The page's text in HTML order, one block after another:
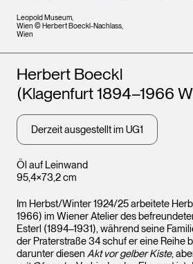
Leopold Museum,
Wien © Herbert Boeckl-Nachlass,
Wien
Öl auf Leinwand
95,4×73,2 cm
Künstler*innen
Herbert Boeckl
(Klagenfurt 1894–1966
Derzeit ausgestellt im UG1
Im Herbst/Winter 1924/25 arbeitete
1966) im Wiener Atelier des
Esterl (1894–1931), während seine
der Praterstraße 34 schuf er eine Reihe
darunter diesen Akt vor gelber Kiste,